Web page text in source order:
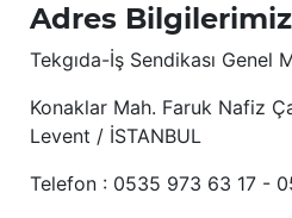
Adres Bilgilerimiz
Tekgıda-İş Sendikası Genel
Konaklar Mah. Faruk Nafiz
Levent / İSTANBUL
Telefon : 0535 973 63 17 -